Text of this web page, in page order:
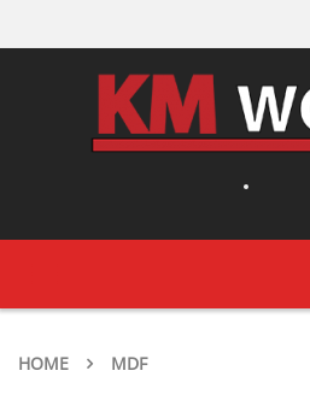
HOME MDF